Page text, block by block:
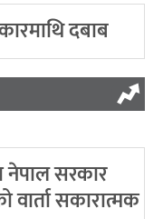
दबाब
नेपाल सरकार
वार्ता सकारात्मक